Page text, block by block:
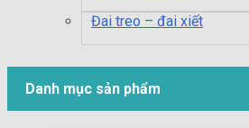
Đai treo – đai xiết
Danh mục sản phẩm